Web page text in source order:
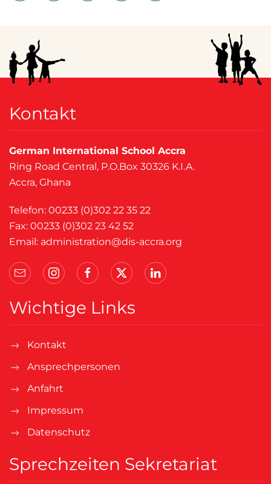
Kontakt
German International School Accra
Ring Road Central, P.O.Box 30326 K.I.A.
Accra, Ghana
Telefon: 00233 (0)302 22 35 22
Fax: 00233 (0)302 23 42 52
Email: administration@dis-accra.org
Wichtige Links
Kontakt
Ansprechpersonen
Anfahrt
Impressum
Datenschutz
Sprechzeiten Sekretariat